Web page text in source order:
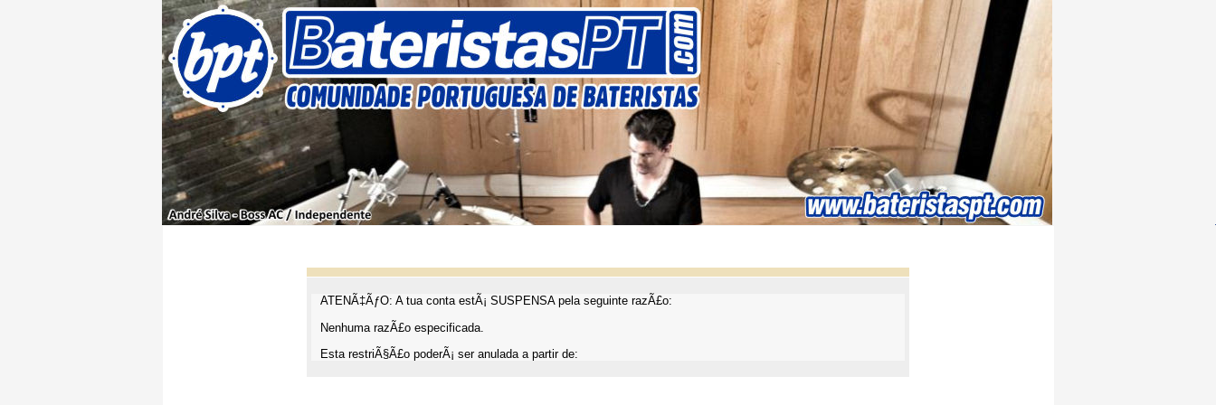
ATENÃ‡ÃƒO: A tua conta estÃ¡ SUSPENSA pela seguinte razÃ£o:
Nenhuma razÃ£o especificada.
Esta restriÃ§Ã£o poderÃ¡ ser anulada a partir de: